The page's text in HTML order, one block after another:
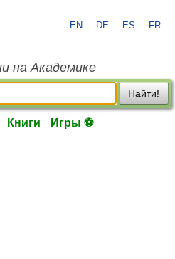
EN DE ES FR
на Академике
Найти!
Книги Игры ⚽